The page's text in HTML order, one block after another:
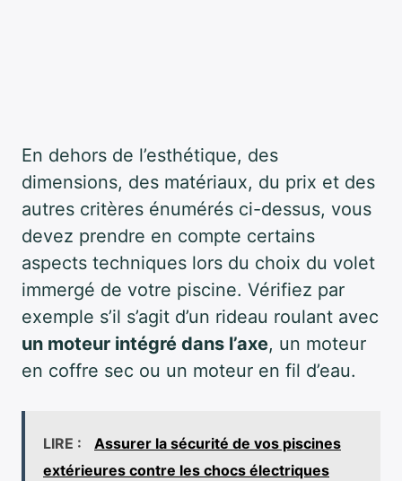
En dehors de l’esthétique, des
dimensions, des matériaux, du prix et des
autres critères énumérés ci-dessus, vous
devez prendre en compte certains
aspects techniques lors du choix du volet
immergé de votre piscine. Vérifiez par
exemple s’il s’agit d’un rideau roulant avec
un moteur intégré dans l’axe, un moteur
en coffre sec ou un moteur en fil d’eau.
LIRE :
Assurer la sécurité de vos piscines
extérieures contre les chocs électriques